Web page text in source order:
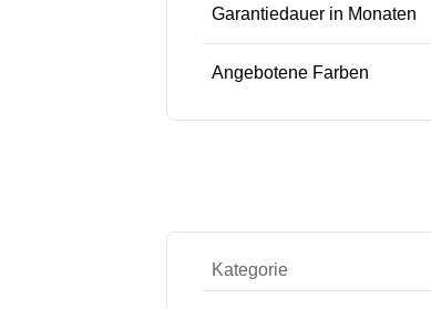
Garantiedauer in Monaten
Angebotene Farben
Kategorie